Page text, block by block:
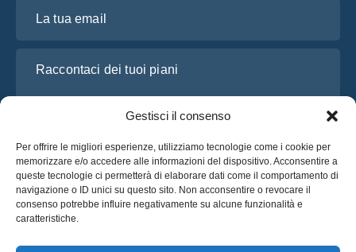
Gestisci il consenso
Per offrire le migliori esperienze, utilizziamo tecnologie come i cookie per
memorizzare e/o accedere alle informazioni del dispositivo. Acconsentire a
queste tecnologie ci permetterà di elaborare dati come il comportamento di
navigazione o ID unici su questo sito. Non acconsentire o revocare il
consenso potrebbe influire negativamente su alcune funzionalità e
caratteristiche.Ho letto e accetto l’